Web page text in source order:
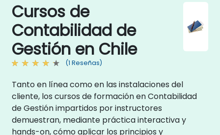
Cursos de
Contabilidad de
Gestión en Chile
(1 Reseñas)
Tanto en línea como en las instalaciones del
cliente, los cursos de formación en Contabilidad
de Gestión impartidos por instructores
demuestran, mediante práctica interactiva y
hands-on, cómo aplicar los principios y